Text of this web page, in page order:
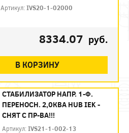
Артикул:IVS20-1-02000
8334.07 руб.
В КОРЗИНУ
СТАБИЛИЗАТОР НАПР. 1-Ф.
ПЕРЕНОСН. 2,0КВА HUB IEK -
СНЯТ С ПР-ВА!!!
Артикул:IVS21-1-002-13